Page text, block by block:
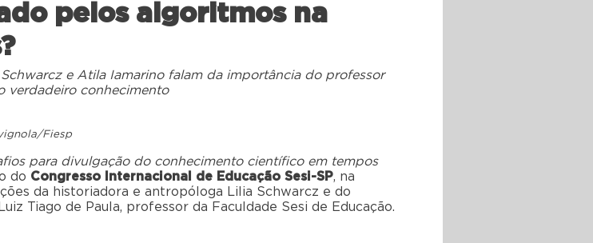
pelos algoritmos na
e Atila Iamarino falam da importância do professor
verdadeiro conhecimento
Fiesp
para divulgação do conhecimento científico em tempos
do Congresso Internacional de Educação Sesi-SP, na
da historiadora e antropóloga Lilia Schwarcz e do
Tiago de Paula, professor da Faculdade Sesi de Educação.